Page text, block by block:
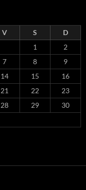
V S
D
1
2
7 8
9
14 15
16
21 22
23
28 29
30